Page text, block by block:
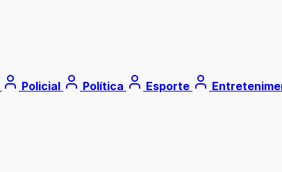
Policial Política Esporte